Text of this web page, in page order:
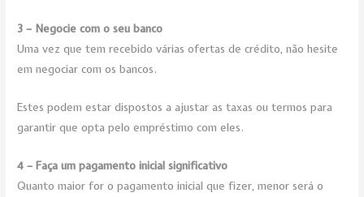
3 – Negocie com o seu banco
Uma vez que tem recebido várias ofertas de crédito, não hesite
em negociar com os bancos.
Estes podem estar dispostos a ajustar as taxas ou termos para
garantir que opta pelo empréstimo com eles.
4 – Faça um pagamento inicial significativo
Quanto maior for o pagamento inicial que fizer, menor será o